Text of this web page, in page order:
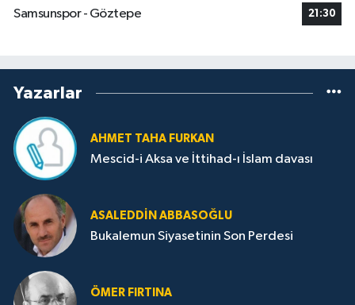
Samsunspor - Göztepe
21:30
Yazarlar
AHMET TAHA FURKAN
Mescid-i Aksa ve İttihad-ı İslam davası
ASALEDDIN ABBASOĞLU
Bukalemun Siyasetinin Son Perdesi
ÖMER FIRTINA